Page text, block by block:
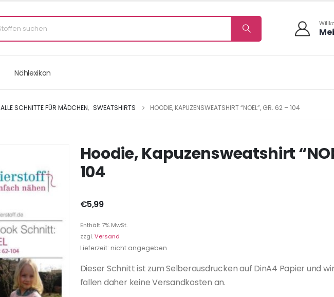
Nählexikon
ALLE SCHNITTE FÜR MÄDCHEN, SWEATSHIRTS HOODIE, KAPUZENSWEATSHIRT “NOEL”, GR. 62 – 104
Hoodie, Kapuzensweatshirt
104
€5,99
Enthält 7% MwSt.
zzgl.Versand
Lieferzeit: nicht angegeben
Dieser Schnitt ist zum Selberausdrucken auf DinA4 Papier und
fallen daher keine Versandkosten an.